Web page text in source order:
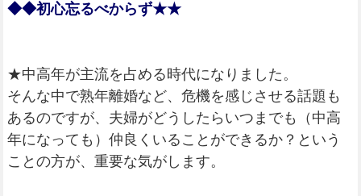
◆◆初心忘るべからず★★
★中高年が主流を占める時代になりました。
そんな中で熟年離婚など、危機を感じさせる話題も
あるのですが、夫婦がどうしたらいつまでも（中高
年になっても）仲良くいることができるか？という
ことの方が、重要な気がします。